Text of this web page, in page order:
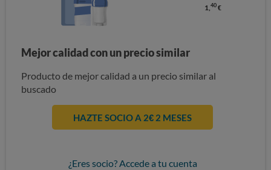
1,40 €
Mejor calidad con un precio similar
Producto de mejor calidad a un precio similar al
buscado
HAZTE SOCIO A 2€ 2 MESES
¿Eres socio? Accede a tu cuenta